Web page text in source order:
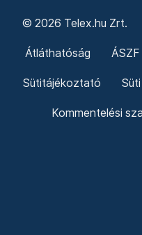
© 2026 Telex.hu Zrt.
Átláthatóság ÁSZF
Sütitájékoztató
Kommentelési